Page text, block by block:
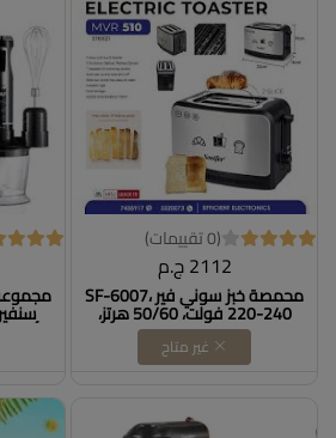
(0 تقييمات)
2112 ج.م
محمصة خبز سوني فير SF-6007،
220-240 فولت، 50/60 هرتز،
600-700 واط DOLLAR FOR
غير متاح